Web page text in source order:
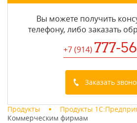
Вы можете получить
телефону, либо заказать
+7 (914) 777-
Заказать
Продукты
Продукты
Коммерческим фирмам